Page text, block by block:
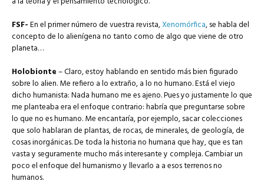
FSF-En el primer número de vuestra revista,Xenomórfica, se habla del
concepto de lo alienígena no tanto como de algo que viene de otro
planeta…
Holobionte–Claro, estoy hablando en sentido más bien figurado
sobre lo alien. Me refiero a lo extraño, a lo no humano. Está el viejo
dicho humanista: Nada humano me es ajeno. Pues yo justamente lo que
me planteaba era el enfoque contrario: habría que preguntarse sobre
lo que no es humano. Me encantaría, por ejemplo, sacar colecciones
que solo hablaran de plantas, de rocas, de minerales, de geología, de
cosas inorgánicas. De toda la historia no humana que hay, que es tan
vasta y seguramente mucho más interesante y compleja. Cambiar un
poco el enfoque del humanismo y llevarlo a a esos terrenos no
humanos.